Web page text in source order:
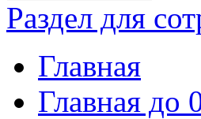
Раздел для
Главная
Главная до